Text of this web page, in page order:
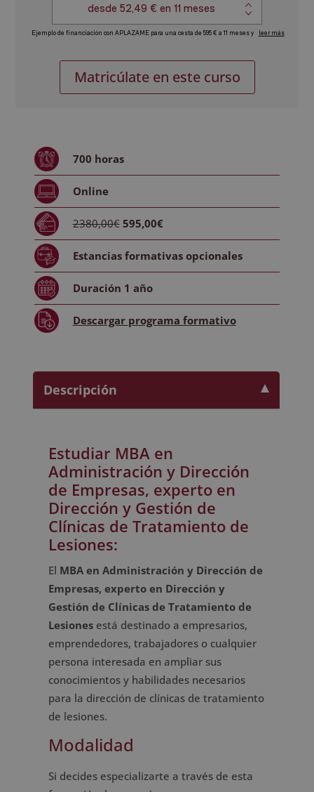
en
Empresas,
en
de
de
de
Matricúlate en este curso
700 horas
Online
2380,00€ 595,00€
Estancias formativasopcionales
Duración 1 año
Descargar programa formativo
Descripción
Estudiar MBA en
Administración y Dirección
de Empresas, experto en
Dirección y Gestión de
Clínicas de Tratamiento de
Lesiones:
El MBA en Administración y Dirección de
Empresas, experto en Dirección y
Gestión de Clínicas de Tratamiento de
Lesionesestá destinado a empresarios,
emprendedores, trabajadores o cualquier
persona interesada en ampliar sus
conocimientos y habilidades necesarios
para la dirección de clínicas de tratamiento
de lesiones.
Modalidad
Si decides especializarte a través de esta